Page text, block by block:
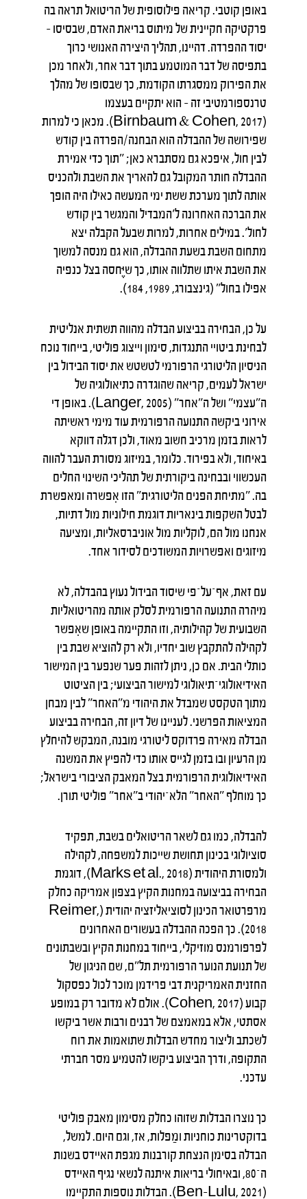
באופן קוטבי. קריאה פילוסופית של הריטואל תראה בה
פרקטיקה חקיינית של מיתוס בריאת האדם, שבסיסו –
יסוד ההפרדה. דהיינו, תהליך היצירה האנושי כרוך
בתפיסה של דבר המוטמע בתוך דבר אחר, ולאחר מכן
את הפירוק ממסגרתו הקודמת, כך שבסופו של מהלך
טרנספורמטיבי זה – הוא יתקיים בעצמו
(Birnbaum & Cohen, 2017). מכאן כי למרות
שפירושה של ההבדלה הוא הבחנה/הפרדה בין קודש
לבין חול, איפכא גם מסתברא כאן; "תוך כדי אמירת
ההבדלה חותר המקובל גם להאריך את השבת ולהכניס
אותה לתוך מערכת ששת ימי המעשה כאילו היה הופך
את הברכה האחרונה ל'המבדיל והמגשר בין קודש
לחול'. במילים אחרות, למרות שבעל הקבלה יצא
מתחום השבת בשעת ההבדלה, הוא גם מנסה למשוך
את השבת איתו שתלווה אותו, כך שיֶּחסה בצל כנפיה
אפילו בחול" (גינצבורג, 1989, 184).
על כן, הבחירה בביצוע הבדלה מהווה תשתית אנליטית
לבחינת ביטויי התנגדות, סימון וייצוג פוליטי, בייחוד נוכח
הניסיון הליטורגי הרפורמי לטשטש את יסוד הבידול בין
ישראל לעמים, קריאה שהוגדרה כתיאולוגיה של
ה"עצמי" ושל ה"אחר" (Langer, 2005). באופן די
אירוני ביקשה התנועה הרפורמית עוד מימי ראשיתה
לראות בזמן מרכיב חשוב מאוד, ולכן דגלה דווקא
באיחוד, ולא בפירוד. כלומר, במיזוג מסורת העבר להווה
העכשווי ובבחינה ביקורתית של תהליכי השינוי החלים
בה. "מתיחת הפנים הליטורגית" הזו אִפשרה ומאפשרת
לבטל השקפות בינאריות דוגמת חילוניות מול דתיות,
אנחנו מול הם, לוקליות מול אוניברסאליות, ומציעה
מיזוגים ואפשרויות המשודכים לסידור אחד.
עם זאת, אף־על־פי שיסוד הבידול נעוץ בהבדלה, לא
מיהרה התנועה הרפורמית לסלק אותה מהריטואליות
השבועית של קהילותיה, וזו התקיימה באופן שאִפשר
לקהילה להתקבץ שוב יחדיו, ולא רק להוציא שבת בין
כותלי הבית. אם כן, ניתן לזהות פער שנפער בין המישור
האידיאולוגי־תיאולוגי למישור הביצועי; בין הציטוט
מתוך הטקסט שמבדל את היהודי מ"האחר" לבין מבחן
המציאות הפרשני. לעניינו של דיון זה, הבחירה בביצוע
הבדלה מאירה פרדוקס ליטורגי מובנה, המבקש להיחלץ
מן הרעיון ובו בזמן לגייס אותו כדי להפיץ את המשנה
האידיאולוגית הרפורמית בצל המאבק הציבורי בישראל;
כך מוחלף "האחר" הלא־יהודי ב"אחר" פוליטי תורן.
להבדלה, כמו גם לשאר הריטואלים בשבת, תפקיד
סוציולוגי בכינון תחושת שייכות למשפחה, לקהילה
ולמסורת היהודית (Marks et al., 2018), דוגמת
הבחירה בביצועה במחנות הקיץ בצפון אמריקה כחלק
מרפרטואר הכינון לסוציאליזציה יהודית (Reimer,
2018). כך הפכה ההבדלה בעשורים האחרונים
לפרפורמנס מוזיקלי, בייחוד במחנות הקיץ ובשבתונים
של תנועת הנוער הרפורמית תל"ם, שם הניגון של
החזנית האמריקנית דבי פרידמן מוכר לכול כפסקול
קבוע (Cohen, 2017). אולם לא מדובר רק במופע
אסתטי, אלא במאמצם של רבנים ורבות אשר ביקשו
לשכתב וליצור מחדש הבדלות שתואמות את רוח
התקופה, ודרך הביצוע ביקשו להטמיע מסר חברתי
עדכני.
כך נוצרו הבדלות שזוהו כחלק מסימון מאבק פוליטי
בדוקטרינות כוחניות ומַפלות, אז, וגם היום. למשל,
הבדלה בסימן הנצחת קורבנות מגפת האיידס בשנות
ה־80, ובאיחולי בריאות איתנה לנשאי נגיף האיידס
(Ben-Lulu, 2021). הבדלות נוספות התקיימו